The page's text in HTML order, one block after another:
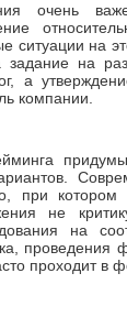
очень
ситуации на
задание на
а
компании.
при
не
на
проведения
проходит в